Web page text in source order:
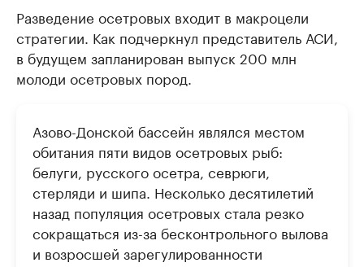
Разведение осетровых входит в макроцели
стратегии. Как подчеркнул представитель АСИ,
в будущем запланирован выпуск 200 млн
молоди осетровых пород.
Азово-Донской бассейн являлся местом
обитания пяти видов осетровых рыб:
белуги, русского осетра, севрюги,
стерляди и шипа. Несколько десятилетий
назад популяция осетровых стала резко
сокращаться из-за бесконтрольного вылова
и возросшей зарегулированности